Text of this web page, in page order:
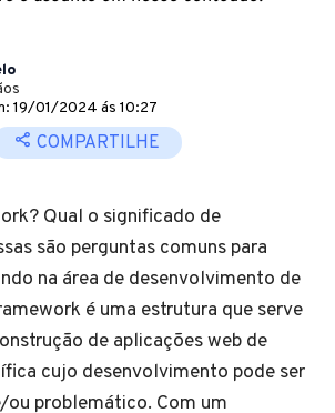
19/01/2024 ás 10:27
COMPARTILHE
Qual o significado de
são perguntas comuns para
na área de desenvolvimento de
é uma estrutura que serve
de aplicações web de
cujo desenvolvimento pode ser
problemático. Com um